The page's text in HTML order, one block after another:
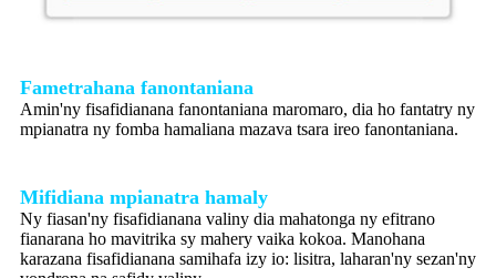
Fametrahana fanontaniana
Amin'ny fisafidianana fanontaniana maromaro, dia ho fantatry ny
mpianatra ny fomba hamaliana mazava tsara ireo fanontaniana.
Mifidiana mpianatra hamaly
Ny fiasan'ny fisafidianana valiny dia mahatonga ny efitrano
fianarana ho mavitrika sy mahery vaika kokoa. Manohana
karazana fisafidianana samihafa izy io: lisitra, laharan'ny sezan'ny